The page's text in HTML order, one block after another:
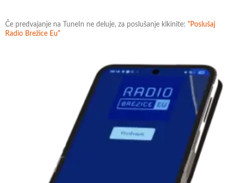
Če predvajanje na TuneIn ne deluje, za poslušanje klkinite: "Poslušaj
Radio Brežice Eu"